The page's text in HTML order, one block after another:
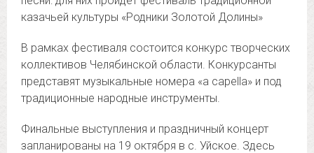
казачьей культуры «Родники Золотой Долины»
В рамках фестиваля состоится конкурс творческих
коллективов Челябинской области. Конкурсанты
представят музыкальные номера «а capella» и под
традиционные народные инструменты.
Финальные выступления и праздничный концерт
запланированы на 19 октября в с. Уйское. Здесь